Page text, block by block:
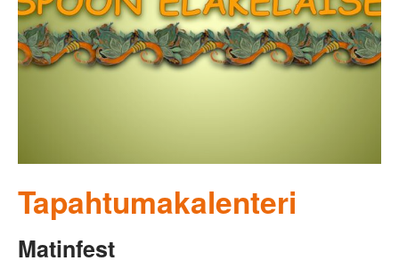
Tapahtumakalenteri
Matinfest